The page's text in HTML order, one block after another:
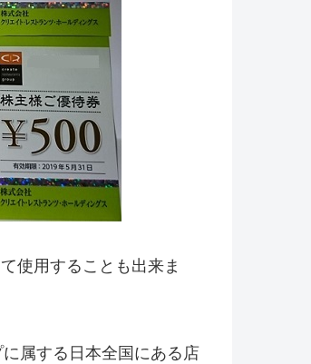
使用することも出来ま
属する日本全国にある店